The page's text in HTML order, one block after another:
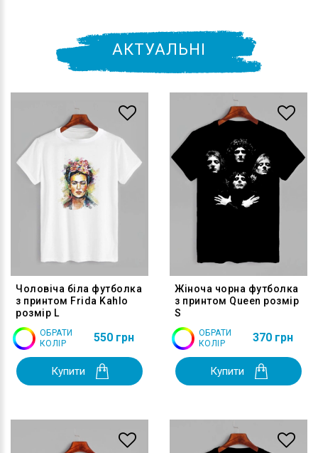
АКТУАЛЬНІ
Чоловіча біла футболка
з принтом Frida Kahlo
розмір L
ОБРАТИ
КОЛІР
550 грн
Купити
Жіноча чорна футболка
з принтом Queen розмір
S
ОБРАТИ
КОЛІР
370 грн
Купити